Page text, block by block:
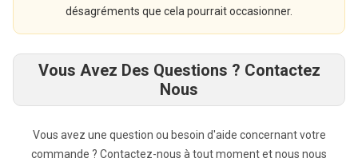
désagréments que cela pourrait occasionner.
Vous Avez Des Questions ? Contactez
Nous
Vous avez une question ou besoin d'aide concernant votre
commande ? Contactez-nous à tout moment et nous nous